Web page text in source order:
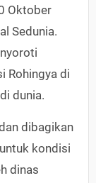
Oktober
Sedunia.
Rohingya di
dunia.
dibagikan
kondisi
dinas